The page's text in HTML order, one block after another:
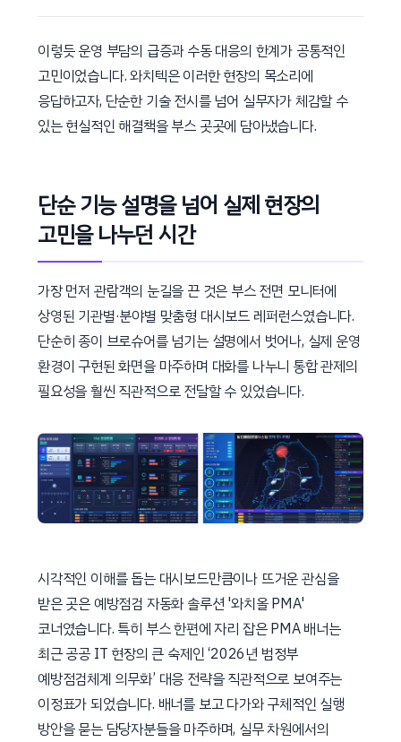
이렇듯 운영 부담의 급증과 수동 대응의 한계가 공통적인
고민이었습니다. 와치텍은 이러한 현장의 목소리에
응답하고자, 단순한 기술 전시를 넘어 실무자가 체감할 수
있는 현실적인 해결책을 부스 곳곳에 담아냈습니다.
단순 기능 설명을 넘어 실제 현장의
고민을 나누던 시간
가장 먼저 관람객의 눈길을 끈 것은 부스 전면 모니터에
상영된 기관별·분야별 맞춤형 대시보드 레퍼런스였습니다.
단순히 종이 브로슈어를 넘기는 설명에서 벗어나, 실제 운영
환경이 구현된 화면을 마주하며 대화를 나누니 통합 관제의
필요성을 훨씬 직관적으로 전달할 수 있었습니다.
시각적인 이해를 돕는 대시보드만큼이나 뜨거운 관심을
받은 곳은 예방점검 자동화 솔루션 '와치올 PMA'
코너였습니다. 특히 부스 한편에 자리 잡은 PMA 배너는
최근 공공 IT 현장의 큰 숙제인 ‘2026년 범정부
예방점검체계 의무화’ 대응 전략을 직관적으로 보여주는
이정표가 되었습니다. 배너를 보고 다가와 구체적인 실행
방안을 묻는 담당자분들을 마주하며, 실무 차원에서의